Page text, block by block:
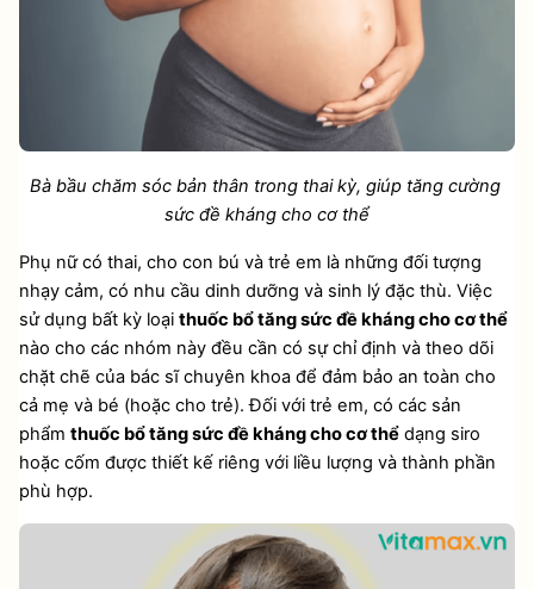
Bà bầu chăm sóc bản thân trong thai kỳ, giúp tăng cường
sức đề kháng cho cơ thể
Phụ nữ có thai, cho con bú và trẻ em là những đối tượng
nhạy cảm, có nhu cầu dinh dưỡng và sinh lý đặc thù. Việc
sử dụng bất kỳ loại thuốc bổ tăng sức đề kháng cho cơ thể
nào cho các nhóm này đều cần có sự chỉ định và theo dõi
chặt chẽ của bác sĩ chuyên khoa để đảm bảo an toàn cho
cả mẹ và bé (hoặc cho trẻ). Đối với trẻ em, có các sản
phẩm thuốc bổ tăng sức đề kháng cho cơ thể dạng siro
hoặc cốm được thiết kế riêng với liều lượng và thành phần
phù hợp.